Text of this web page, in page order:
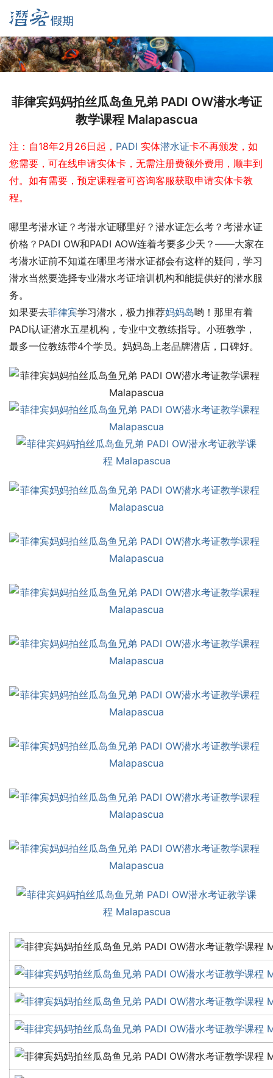
菲律宾妈妈拍丝瓜岛鱼兄弟 PADI OW潜水考证
教学课程 Malapascua
注：自18年2月26日起， PADI 实体潜水证卡不再颁发，如
您需要，可在线申请实体卡，无需注册费额外费用，顺丰到
付。 如有需要，预定课程者可咨询客服获取申请实体卡教
程。
哪里考潜水证？考潜水证哪里好？潜水证怎么考？考潜水证
价格？PADI OW和PADI AOW连着考要多少天？——大家在
考潜水证前不知道在哪里考潜水证都会有这样的疑问，学习
潜水当然要选择专业潜水考证培训机构和能提供好的潜水服
务。
如果要去菲律宾学习潜水，极力推荐妈妈岛哟！那里有着
PADI认证潜水五星机构，专业中文教练指导。小班教学，
最多一位教练带4个学员。妈妈岛上老品牌潜店，口碑好。